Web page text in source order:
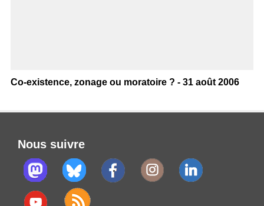
Co-existence, zonage ou moratoire ? - 31 août 2006
Nous suivre